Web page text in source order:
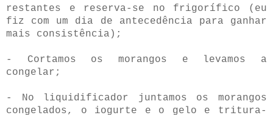
restantes e reserva-se no frigorífico (eu
fiz com um dia de antecedência para ganhar
mais consistência);
- Cortamos os morangos e levamos a
congelar;
- No liquidificador juntamos os morangos
congelados, o iogurte e o gelo e tritura-